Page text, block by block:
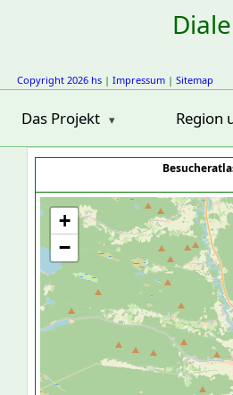
Copyright 2026 hs | Impressum | Sitemap
Das Projekt Region
+
−